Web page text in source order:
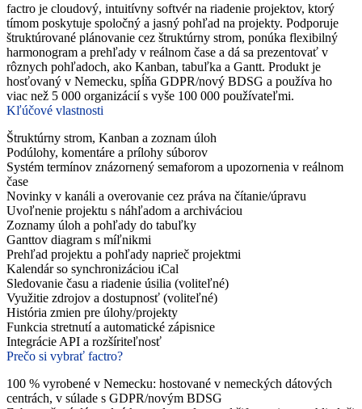
factro je cloudový, intuitívny softvér na riadenie projektov, ktorý
tímom poskytuje spoločný a jasný pohľad na projekty. Podporuje
štruktúrované plánovanie cez štruktúrny strom, ponúka flexibilný
harmonogram a prehľady v reálnom čase a dá sa prezentovať v
rôznych pohľadoch, ako Kanban, tabuľka a Gantt. Produkt je
hosťovaný v Nemecku, spĺňa GDPR/nový BDSG a používa ho
viac než 5 000 organizácií s vyše 100 000 používateľmi.
Kľúčové vlastnosti
Štruktúrny strom, Kanban a zoznam úloh
Podúlohy, komentáre a prílohy súborov
Systém termínov znázornený semaforom a upozornenia v reálnom
čase
Novinky v kanáli a overovanie cez práva na čítanie/úpravu
Uvoľnenie projektu s náhľadom a archiváciou
Zoznamy úloh a pohľady do tabuľky
Ganttov diagram s míľnikmi
Prehľad projektu a pohľady naprieč projektmi
Kalendár so synchronizáciou iCal
Sledovanie času a riadenie úsilia (voliteľné)
Využitie zdrojov a dostupnosť (voliteľné)
História zmien pre úlohy/projekty
Funkcia stretnutí a automatické zápisnice
Integrácie API a rozšíriteľnosť
Prečo si vybrať factro?
100 % vyrobené v Nemecku: hostované v nemeckých dátových
centrách, v súlade s GDPR/novým BDSG